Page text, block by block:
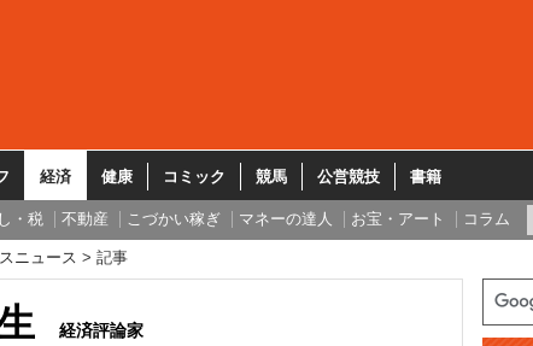
経済 健康 コミック 競馬 公営競技 書籍
・税 不動産 こづかい稼ぎ マネーの達人 お宝・アート コラム
ニュース 記事
経済評論家